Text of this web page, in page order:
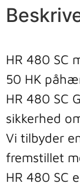
HR 480 SC
50 HK
HR 480 SC
sikkerhed
Vi tilbyder
fremstillet
HR 480 SC